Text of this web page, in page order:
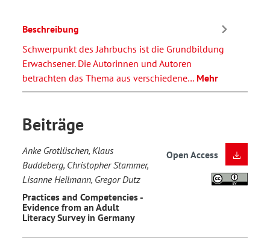
Beschreibung
Schwerpunkt des Jahrbuchs ist die Grundbildung
Erwachsener. Die Autorinnen und Autoren
betrachten das Thema aus verschiedene… Mehr
Beiträge
Anke Grotlüschen, Klaus
Buddeberg, Christopher Stammer,
Lisanne Heilmann, Gregor Dutz
Practices and Competencies -
Evidence from an Adult
Literacy Survey in Germany
Open Access